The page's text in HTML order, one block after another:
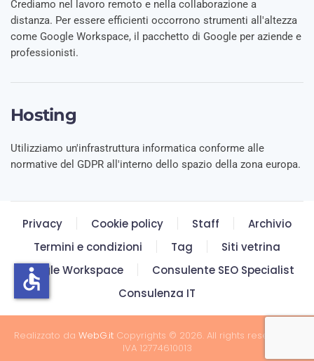
Crediamo nel lavoro remoto e nella collaborazione a
distanza. Per essere efficienti occorrono strumenti all'altezza
come Google Workspace, il pacchetto di Google per aziende e
professionisti.
Hosting
Utilizziamo un'infrastruttura informatica conforme alle
normative del GDPR all'interno dello spazio della zona europa.
Privacy Cookie policy Staff
Archivio
Termini e condizioni
Tag
Siti vetrina
Google Workspace
Consulente SEO Specialist
Consulenza IT
Realizzato da WebG.it Copyrights © 2026. All rights reserved. P.
IVA 12774610013
accessible